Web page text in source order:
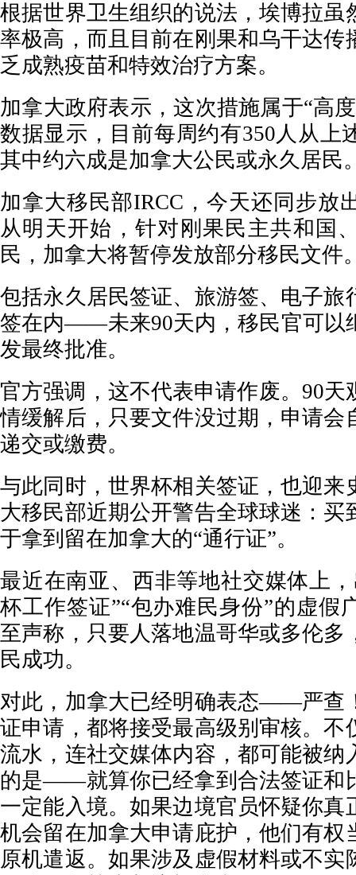
根据世界卫生组织的说法，埃博拉虽
率极高，而且目前在刚果和乌干达传
乏成熟疫苗和特效治疗方案。
加拿大政府表示，这次措施属于“高
数据显示，目前每周约有350人从上
其中约六成是加拿大公民或永久居民
加拿大移民部IRCC，今天还同步放
从明天开始，针对刚果民主共和国
民，加拿大将暂停发放部分移民文件
包括永久居民签证、旅游签、电子旅
签在内——未来90天内，移民官可以
发最终批准。
官方强调，这不代表申请作废。90天
情缓解后，只要文件没过期，申请会
递交或缴费。
与此同时，世界杯相关签证，也迎来
大移民部近期公开警告全球球迷：买
于拿到留在加拿大的“通行证”。
最近在南亚、西非等地社交媒体上
杯工作签证”“包办难民身份”的虚假
至声称，只要人落地温哥华或多伦多
民成功。
对此，加拿大已经明确表态——严查
证申请，都将接受最高级别审核。不
流水，连社交媒体内容，都可能被纳
的是——就算你已经拿到合法签证和
一定能入境。如果边境官员怀疑你真
机会留在加拿大申请庇护，他们有权
原机遣返。如果涉及虚假材料或不实